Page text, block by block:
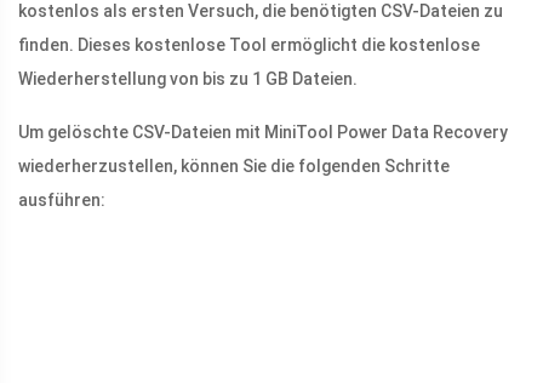
kostenlos als ersten Versuch, die benötigten CSV-Dateien zu
finden. Dieses kostenlose Tool ermöglicht die kostenlose
Wiederherstellung von bis zu 1 GB Dateien.
Um gelöschte CSV-Dateien mit MiniTool Power Data Recovery
wiederherzustellen, können Sie die folgenden Schritte
ausführen: